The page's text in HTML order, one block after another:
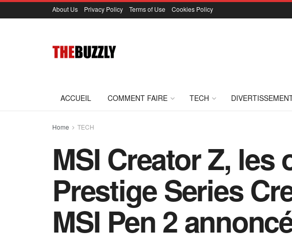
About Us Privacy Policy Terms of Use Cookies Policy
ACCUEIL COMMENT FAIRE TECH
Home TECH
MSI Creator Z,
Prestige Series
MSI Pen 2